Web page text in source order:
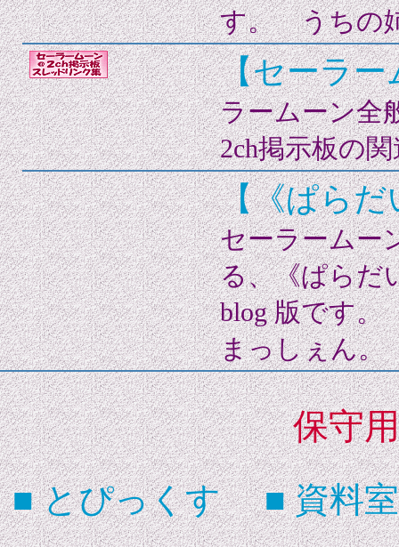
す。 うちの
【セーラー
ラームーン全
2ch掲示板の
【《ぱら
セーラームー
る、《ぱらだ
blog 版です
まっしぇん。
保守
■ とぴっくす ■ 資料